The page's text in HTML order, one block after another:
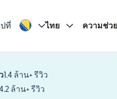
ที่ ไทย ความช่ว
1.4 ล้าน+ รีวิว
(เปิดในหน้าต่างใหม่)
ล้าน+ รีวิว
(เปิดในหน้าต่างใหม่)